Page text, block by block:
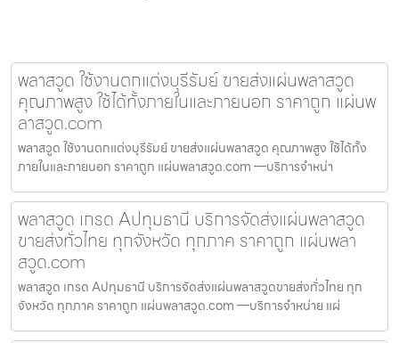
พลาสวูด ใช้งานตกแต่งบุรีรัมย์ ขายส่งแผ่นพลาสวูด
คุณภาพสูง ใช้ได้ทั้งภายในและภายนอก ราคาถูก แผ่นพ
ลาสวูด.com
พลาสวูด ใช้งานตกแต่งบุรีรัมย์ ขายส่งแผ่นพลาสวูด คุณภาพสูง ใช้ได้ทั้ง
ภายในและภายนอก ราคาถูก แผ่นพลาสวูด.com —บริการจำหน่า
พลาสวูด เกรด Aปทุมธานี บริการจัดส่งแผ่นพลาสวูด
ขายส่งทั่วไทย ทุกจังหวัด ทุกภาค ราคาถูก แผ่นพลา
สวูด.com
พลาสวูด เกรด Aปทุมธานี บริการจัดส่งแผ่นพลาสวูดขายส่งทั่วไทย ทุก
จังหวัด ทุกภาค ราคาถูก แผ่นพลาสวูด.com —บริการจำหน่าย แผ่